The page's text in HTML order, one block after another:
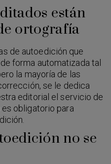
están
ortografía
de autoedición que
forma automatizada tal
la mayoría de las
se le dedica
editorial el servicio de
obligatorio para
no se